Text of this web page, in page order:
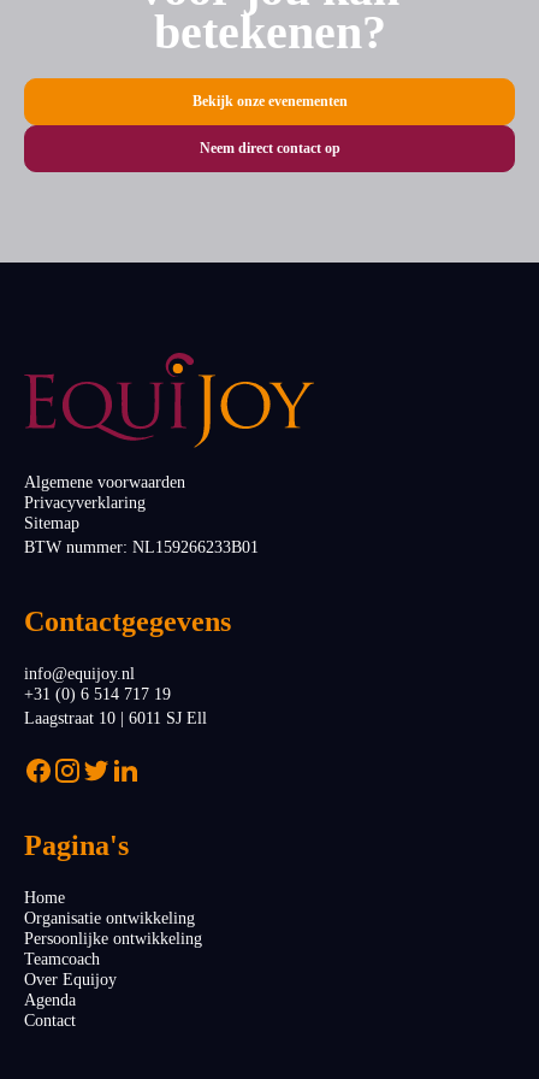
betekenen?
Bekijk onze evenementen
Neem direct contact op
Algemene voorwaarden
Privacyverklaring
Sitemap
BTW nummer: NL159266233B01
Contactgegevens
info@equijoy.nl
+31 (0) 6 514 717 19
Laagstraat 10 | 6011 SJ Ell
Pagina's
Home
Organisatie ontwikkeling
Persoonlijke ontwikkeling
Teamcoach
Over Equijoy
Agenda
Contact